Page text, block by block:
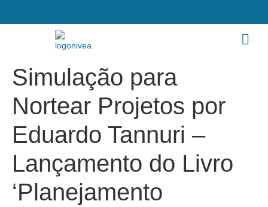
Simulação para
Nortear Projetos por
Eduardo Tannuri –
Lançamento do Livro
‘Planejamento